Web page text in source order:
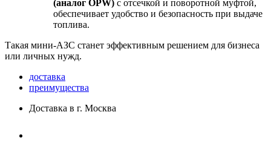
(аналог OPW) с отсечкой и поворотной муфтой,
обеспечивает удобство и безопасность при выдаче
топлива.
Такая мини-АЗС станет эффективным решением для бизнеса
или личных нужд.
доставка
преимущества
Доставка в г. Москва